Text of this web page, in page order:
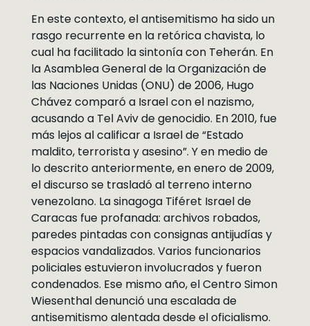
En este contexto, el antisemitismo ha sido un
rasgo recurrente en la retórica chavista, lo
cual ha facilitado la sintonía con Teherán. En
la Asamblea General de la Organización de
las Naciones Unidas (ONU) de 2006, Hugo
Chávez comparó a Israel con el nazismo,
acusando a Tel Aviv de genocidio. En 2010, fue
más lejos al calificar a Israel de “Estado
maldito, terrorista y asesino”. Y en medio de
lo descrito anteriormente, en enero de 2009,
el discurso se trasladó al terreno interno
venezolano. La sinagoga Tiféret Israel de
Caracas fue profanada: archivos robados,
paredes pintadas con consignas antijudías y
espacios vandalizados. Varios funcionarios
policiales estuvieron involucrados y fueron
condenados. Ese mismo año, el Centro Simon
Wiesenthal denunció una escalada de
antisemitismo alentada desde el oficialismo.